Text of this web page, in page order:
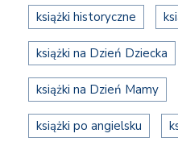
książki historyczne
książki na Dzień Dziecka
książki na Dzień Mamy
książki po angielsku